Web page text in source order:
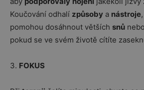
Koučování odhalí způsoby a nástroje
pomohou dosáhnout větších snů nebo
pokud se ve svém životě cítíte
3. FOKUS